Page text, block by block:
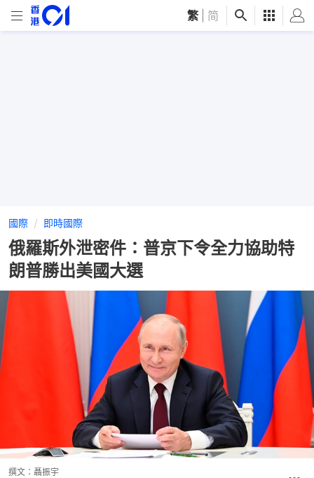
繁 简
國際 即時國際
俄羅斯外泄密件：普京下令全力協助特
朗普勝出美國大選
撰文： 聶振宇